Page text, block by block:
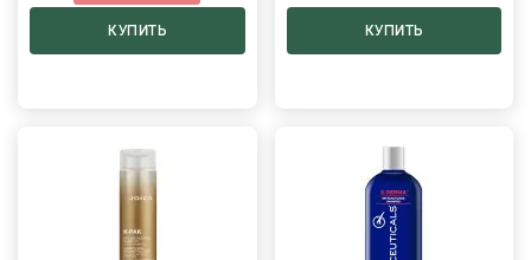
КУПИТЬ КУПИТЬ